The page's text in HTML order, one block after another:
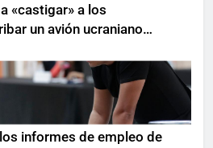
«castigar» a los
un avión ucraniano
informes de empleo de